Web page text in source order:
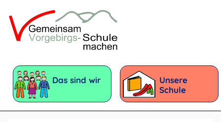
Inhalt
springen
Vorgebirgsschule
mit
dem
Förderschwerpunkt:
Das sind wir
Unsere
Schule